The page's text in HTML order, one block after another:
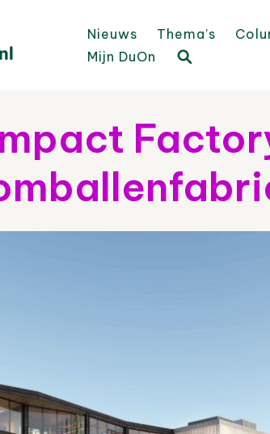
Nieuws Thema’s
Mijn DuOn